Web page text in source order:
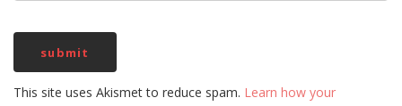
This site uses Akismet to reduce spam. Learn how your